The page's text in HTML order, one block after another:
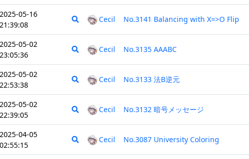
2025-05-16
21:39:08
Cecil No.3141 Balancing with X=>O Flip
2025-05-02
23:05:36
Cecil No.3135 AAABC
2025-05-02
22:53:38
Cecil No.3133 法B逆元
2025-05-02
22:39:05
Cecil No.3132 暗号メッセージ
2025-04-05
02:55:15
Cecil No.3087 University Coloring